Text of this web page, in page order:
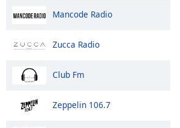
Mancode Radio
Zucca Radio
Club Fm
Zeppelin 106.7